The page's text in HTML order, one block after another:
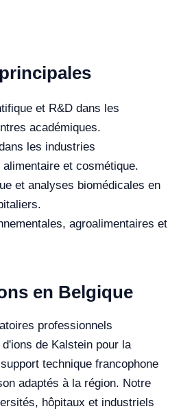
et R&D dans les
académiques.
les industries
alimentaire et cosmétique.
et analyses biomédicales en
agroalimentaires et
en Belgique
professionnels
de Kalstein pour la
technique francophone
adaptés à la région. Notre
hôpitaux et industriels